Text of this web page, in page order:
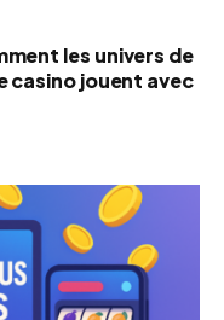
les univers de
casino jouent avec